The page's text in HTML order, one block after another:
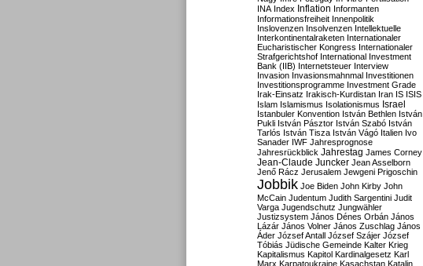
INA Index Inflation Informanten
Informationsfreiheit Innenpolitik
Inslovenzen Insolvenzen Intellektuelle
Interkontinentalraketen Internationaler
Eucharistischer Kongress Internationaler
Strafgerichtshof International Investment
Bank (IIB) Internetsteuer Interview
Invasion Invasionsmahnmal Investitionen
Investitionsprogramme Investment Grade
Irak-Einsatz Irakisch-Kurdistan Iran IS ISIS
Islam Islamismus Isolationismus Israel
Istanbuler Konvention István Bethlen István
Pukli István Pásztor István Szabó István
Tarlós István Tisza István Vágó Italien Ivo
Sanader IWF Jahresprognose
Jahresrückblick Jahrestag James Corney
Jean-Claude Juncker Jean Asselborn
Jenő Rácz Jerusalem Jewgeni Prigoschin
Jobbik Joe Biden John Kirby John
McCain Judentum Judith Sargentini Judit
Varga Jugendschutz Jungwähler
Justizsystem János Dénes Orbán János
Lázár János Volner János Zuschlag János
Áder József Antall József Szájer József
Tóbiás Jüdische Gemeinde Kalter Krieg
Kapitalismus Kapitol Kardinalgesetz Karl
Marx Karpatoukraine Kasachstan Katalin